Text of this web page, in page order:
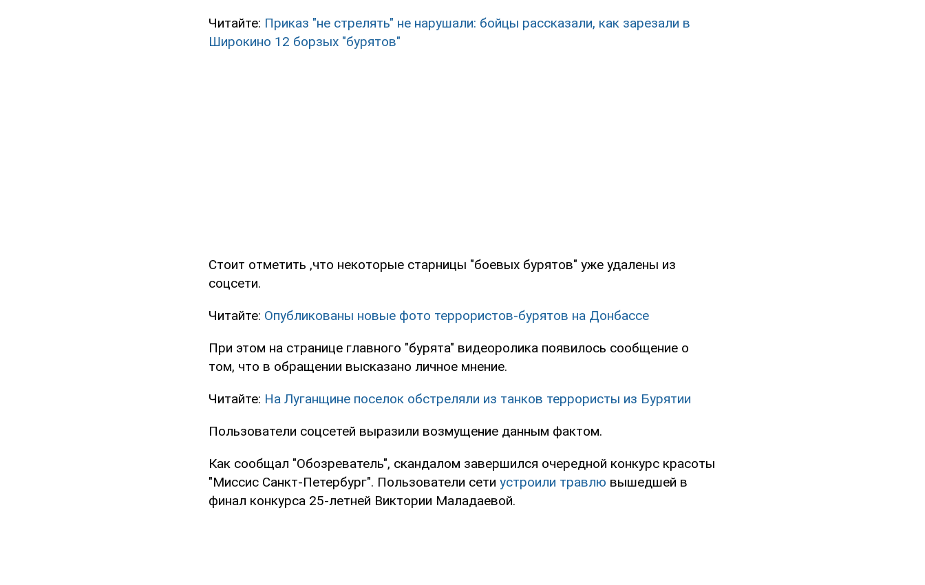
Читайте: Приказ "не стрелять" не нарушали: бойцы рассказали, как зарезали в
Широкино 12 борзых "бурятов"
Стоит отметить ,что некоторые старницы "боевых бурятов" уже удалены из
соцсети.
Читайте: Опубликованы новые фото террористов-бурятов на Донбассе
При этом на странице главного "бурята" видеоролика появилось сообщение о
том, что в обращении высказано личное мнение.
Читайте: На Луганщине поселок обстреляли из танков террористы из Бурятии
Пользователи соцсетей выразили возмущение данным фактом.
Как сообщал "Обозреватель", скандалом завершился очередной конкурс красоты
"Миссис Санкт-Петербург". Пользователи сети устроили травлю вышедшей в
финал конкурса 25-летней Виктории Маладаевой.